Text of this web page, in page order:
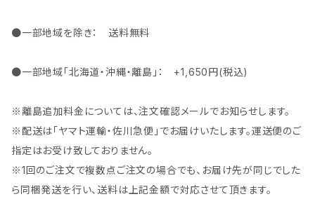
●一部地域を除き： 送料無料
●一部地域「北海道・沖縄・離島」： +1,650円(税込)
※離島追加料金については、注文確認メールでお知らせします。
※配送は「ヤマト運輸・佐川急便」でお届けいたします。運送便のご
指定はお受け致しておりません。
※1回のご注文で複数点ご注文の場合でも、お届け先が同じでした
ら同梱発送を行い、送料は上記金額で対応させて頂きます。